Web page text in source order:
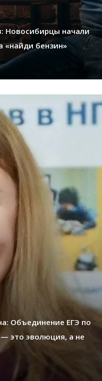
Новосибирцы начали
«найди бензин»
Объединение ЕГЭ по
это эволюция, а не